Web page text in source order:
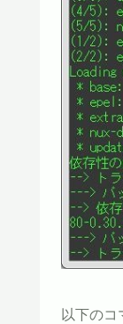
以下のコ